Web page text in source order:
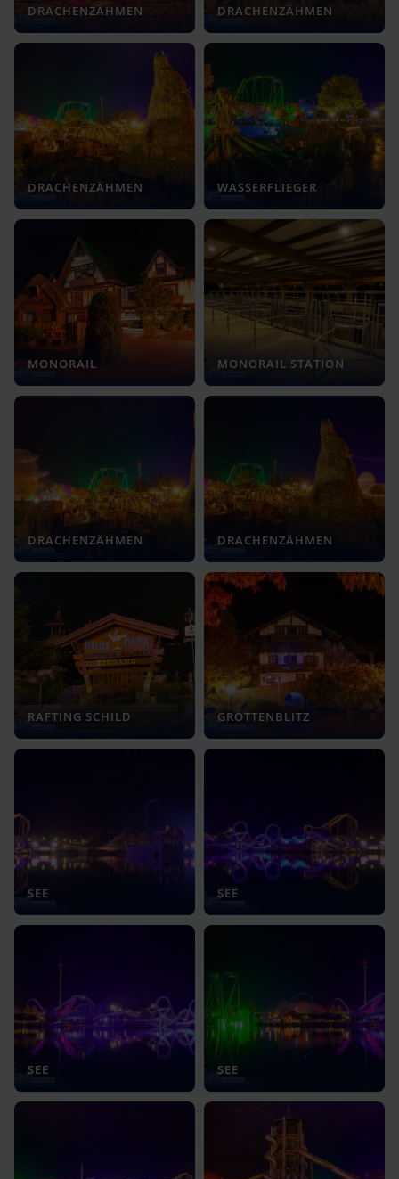
DRACHENZÄHMEN DRACHENZÄHMEN
DRACHENZÄHMEN WASSERFLIEGER
MONORAIL MONORAIL STATION
DRACHENZÄHMEN DRACHENZÄHMEN
RAFTING SCHILD GROTTENBLITZ
SEE SEE
SEE SEE